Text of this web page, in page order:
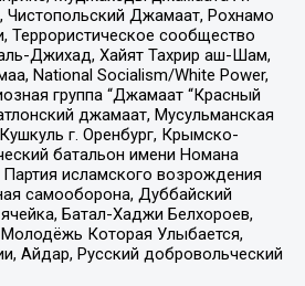
Джамаат, Рохнамо
Террористическое сообщество
Джихад, Хайят Тахрир аш-Шам,
National Socialism/White Power,
группа “Джамаат “Красный
джамаат, Мусульманская
г. Оренбург, Крымско-
батальон имени Номана
исламского возрождения
самооборона, Дуббайский
Батал-Хаджи Белхороев,
Которая Улыбается,
Айдар, Русский добровольческий